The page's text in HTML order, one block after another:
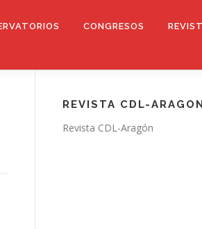
CONGRESOS
REVISTA CDL-ARAGON
Revista CDL-Aragón